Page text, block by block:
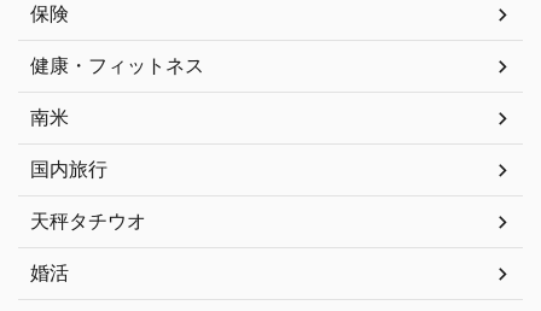
保険
健康・フィットネス
南米
国内旅行
天秤タチウオ
婚活